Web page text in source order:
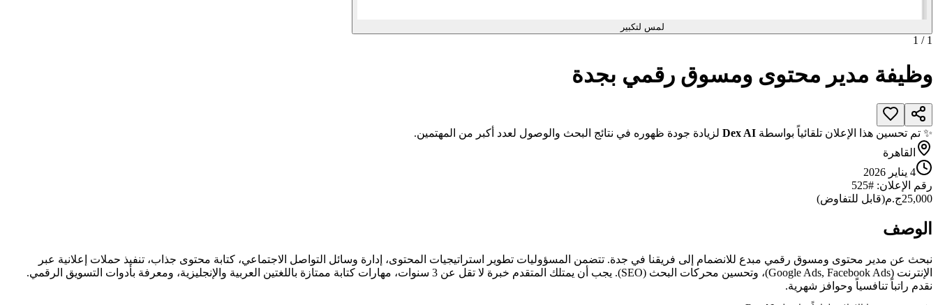
لمس لتكبير
1
/
1
وظيفة مدير محتوى ومسوق رقمي بجدة
✨ تم تحسين هذا الإعلان تلقائياً بواسطة Dex AI لزيادة جودة ظهوره في نتائج البحث والوصول لعدد أكبر من المهتمين.
القاهرة
4 يناير 2026
رقم الإعلان: #
525
25,000ج.م(قابل للتفاوض)
الوصف
نبحث عن مدير محتوى ومسوق رقمي مبدع للانضمام إلى فريقنا في جدة. تتضمن المسؤوليات تطوير استراتيجيات المحتوى، إدارة وسائل التواصل الاجتماعي، كتابة محتوى جذاب، تنفيذ حملات إعلانية عبر
الإنترنت (Google Ads, Facebook Ads)، وتحسين محركات البحث (SEO). يجب أن يمتلك المتقدم خبرة لا تقل عن 3 سنوات، مهارات كتابة ممتازة باللغتين العربية والإنجليزية، ومعرفة بأدوات التسويق الرقمي.
نقدم راتباً تنافسياً وحوافز شهرية.